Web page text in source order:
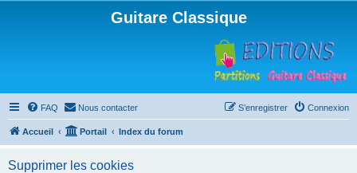
Guitare Classique
FAQ Nous contacter Connexion
S’enregistrer
Accueil Portail Index du forum
Supprimer les cookies